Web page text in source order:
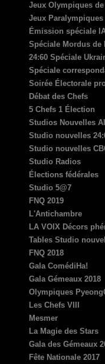
Jeux Olympiques de
Jeux Paralympiques
Émission spéciale
Spéciale Mordus de
24:60 Spéciale
Spéciale
Soirée Électorale
Débat des Chefs
5 Chefs 1 Élection
Studios Nouvelles
Studio nouvelles
Studio nouvelles
Studio Radios
Élections fédérales
Studio 5@7
FNQ 2019
L'Antichambre
LA VOIX Décors
Tables Studio
FNQ 2018
Gala ComédiHa!
Gala Gémeaux 2018
Olympiques
Les Chefs VIII
Mesmer
La Magie des Stars
Gala des Gémeaux
Fête Nationale 2017